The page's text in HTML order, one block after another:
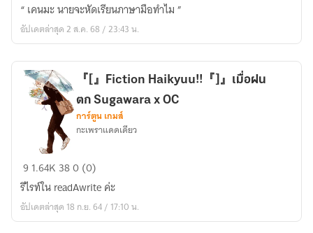
ケ
ン
の
花
さ
Kenma
x
OC
“ เคนมะ นายจะหัดเรียนภาษามือทำไม ”
อัปเดตล่าสุด 2 ส.ค. 68 / 23:43 น.
『[』
Fiction
Haikyuu!!
『]』
『[』Fiction Haikyuu!!『]』เมื่อฝน
ตก Sugawara x OC
การ์ตูน เกมส์
กะเพราแดดเดียว
9 1.64K 380 (0)
รีไรท์ใน readAwrite ค่ะ
อัปเดตล่าสุด 18 ก.ย. 64 / 17:10 น.